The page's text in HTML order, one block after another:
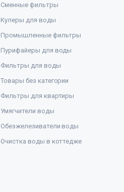
Сменные фильтры
Кулеры для воды
Промышленные фильтры
Пурифайеры для воды
Фильтры для воды
Товары без категории
Фильтры для квартиры
Умягчители воды
Обезжелезиватели воды
Очистка воды в коттедже